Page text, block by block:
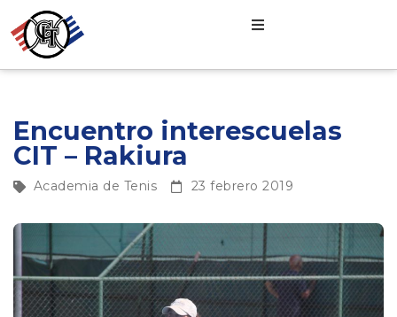
Encuentro interescuelas
CIT – Rakiura
Academia de Tenis 23 febrero 2019